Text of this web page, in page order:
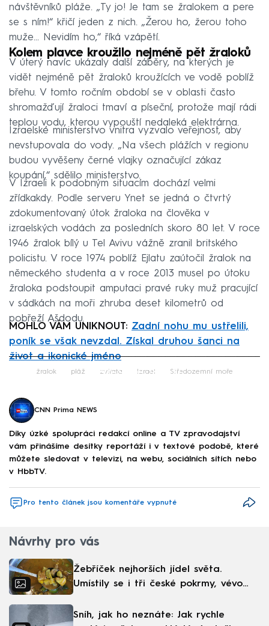
návštěvníků pláže. „Ty jo! Je tam se žralokem a pere
se s ním!“ křičí jeden z nich. „Žerou ho, žerou toho
muže... Nevidím ho,“ říká vzápětí.
Kolem plavce kroužilo nejméně pět žraloků
V úterý navíc ukázaly další záběry, na kterých je
vidět nejméně pět žraloků kroužících ve vodě poblíž
břehu. V tomto ročním období se v oblasti často
shromažďují žraloci tmaví a píseční, protože mají rádi
teplou vodu, kterou vypouští nedaleká elektrárna.
Izraelské ministerstvo vnitra vyzvalo veřejnost, aby
nevstupovala do vody. „Na všech plážích v regionu
budou vyvěšeny černé vlajky označující zákaz
koupání,“ sdělilo ministerstvo.
V Izraeli k podobným situacím dochází velmi
zřídkakdy. Podle serveru Ynet se jedná o čtvrtý
zdokumentovaný útok žraloka na člověka v
izraelských vodách za posledních skoro 80 let. V roce
1946 žralok bílý u Tel Avivu vážně zranil britského
policistu. V roce 1974 poblíž Ejlatu zaútočil žralok na
německého studenta a v roce 2013 musel po útoku
žraloka podstoupit amputaci pravé ruky muž pracující
v sádkách na moři zhruba deset kilometrů od
pobřeží Ašdodu.
MOHLO VÁM UNIKNOUT: Zadní nohu mu ustřelili,
poník se však nevzdal. Získal druhou šanci na
život a ikonické jméno
Failed to fetch
žralok pláž zvířata Izrael Středozemní moře
CNN Prima NEWS
Díky úzké spolupráci redakcí online a TV zpravodajství
vám přinášíme desítky reportáží i v textové podobě, které
můžete sledovat v televizi, na webu, sociálních sítích nebo
v HbbTV.
Pro tento článek jsou komentáře vypnuté
Návrhy pro vás
Žebříček nejhorších jídel světa.
Umístily se i tři české pokrmy, vévodí
Sníh, jak ho neznáte: Jak rychle